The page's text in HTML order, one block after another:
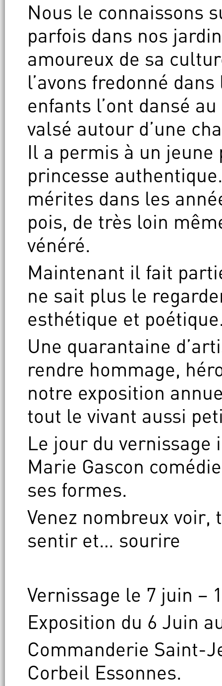
Nous le connaissons
parfois dans nos
amoureux de sa
l’avons fredonné
enfants l’ont dansé
valsé autour d’une
Il a permis à un
princesse
mérites dans les
pois, de très loin
vénéré.
Maintenant il fait
ne sait plus le
esthétique et
Une quarantaine
rendre hommage,
notre exposition
tout le vivant aussi
Le jour du
Marie Gascon
ses formes.
Venez nombreux
sentir et… sourire
Vernissage le 7 juin –
Exposition du 6 Juin
Commanderie Saint-
Corbeil Essonnes.